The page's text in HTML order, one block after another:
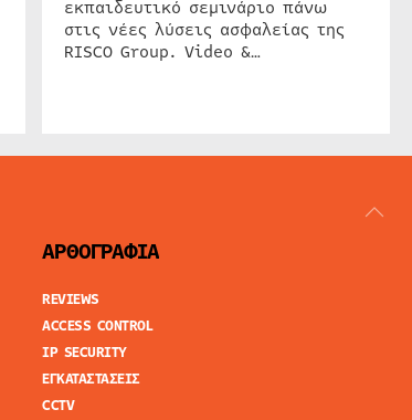
εκπαιδευτικό σεμινάριο πάνω
στις νέες λύσεις ασφαλείας της
RISCO Group. Video &…
ΑΡΘΟΓΡΑΦΙΑ
REVIEWS
ACCESS CONTROL
IP SECURITY
ΕΓΚΑΤΑΣΤΑΣΕΙΣ
CCTV